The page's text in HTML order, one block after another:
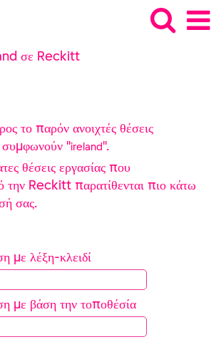
σε Reckitt(τρέχουσα
το παρόν ανοιχτές θέσεις
συμφωνούν "ireland".
θέσεις εργασίας που
την Reckitt παρατίθενται πιο κάτω
σας.
με λέξη-κλειδί
με βάση την τοποθέσία